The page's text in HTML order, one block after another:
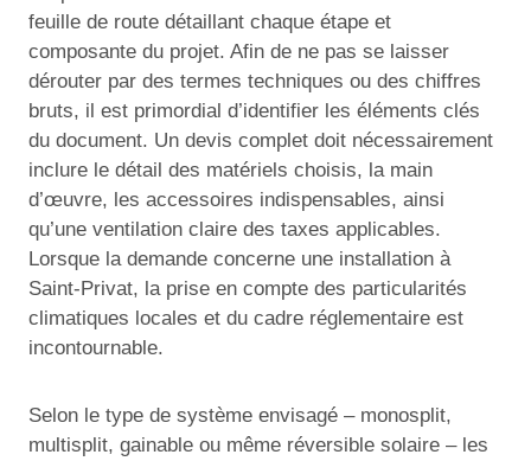
feuille de route détaillant chaque étape et
composante du projet. Afin de ne pas se laisser
dérouter par des termes techniques ou des chiffres
bruts, il est primordial d’identifier les éléments clés
du document. Un devis complet doit nécessairement
inclure le détail des matériels choisis, la main
d’œuvre, les accessoires indispensables, ainsi
qu’une ventilation claire des taxes applicables.
Lorsque la demande concerne une installation à
Saint-Privat, la prise en compte des particularités
climatiques locales et du cadre réglementaire est
incontournable.
Selon le type de système envisagé – monosplit,
multisplit, gainable ou même réversible solaire – les